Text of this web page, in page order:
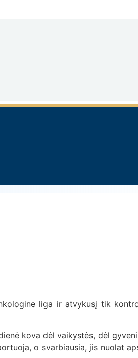
liga ir atvykusį tik
kova dėl vaikystės, dėl
o svarbiausia, jis nuolat